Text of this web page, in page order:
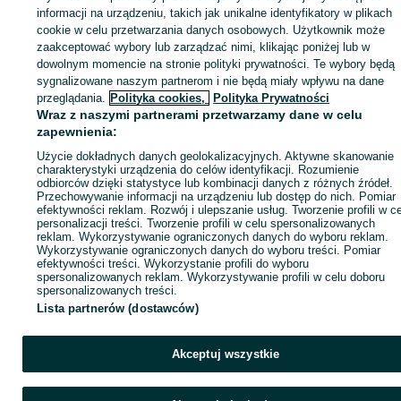
KATEGORIA
ID:1073850067 Wyświetlenia:
Zadzwoń / SMS
informacji na urządzeniu, takich jak unikalne identyfikatory w plikach
cookie w celu przetwarzania danych osobowych. Użytkownik może
zaakceptować wybory lub zarządzać nimi, klikając poniżej lub w
dowolnym momencie na stronie polityki prywatności. Te wybory będą
sygnalizowane naszym partnerom i nie będą miały wpływu na dane
przeglądania. Polityka cookies, Polityka Prywatności
Wraz z naszymi partnerami przetwarzamy dane w celu
zapewnienia:
Użycie dokładnych danych geolokalizacyjnych. Aktywne skanowanie
charakterystyki urządzenia do celów identyfikacji. Rozumienie
odbiorców dzięki statystyce lub kombinacji danych z różnych źródeł.
Przechowywanie informacji na urządzeniu lub dostęp do nich. Pomiar
efektywności reklam. Rozwój i ulepszanie usług. Tworzenie profili w
personalizacji treści. Tworzenie profili w celu spersonalizowanych
reklam. Wykorzystywanie ograniczonych danych do wyboru reklam.
Wykorzystywanie ograniczonych danych do wyboru treści. Pomiar
efektywności treści. Wykorzystanie profili do wyboru
spersonalizowanych reklam. Wykorzystywanie profili w celu doboru
spersonalizowanych treści.
Lista partnerów (dostawców)
Akceptuj wszystkie